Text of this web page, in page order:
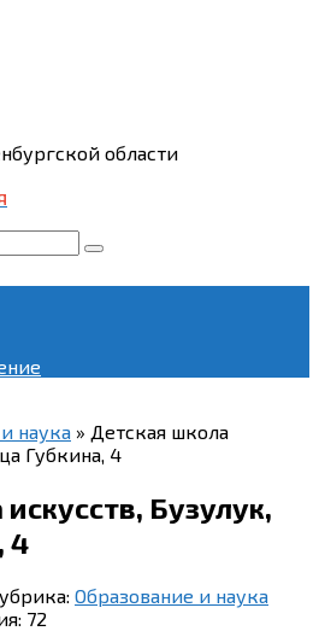
области
наука » Детская школа
Губкина, 4
Бузулук,
4
Образование и наука
72